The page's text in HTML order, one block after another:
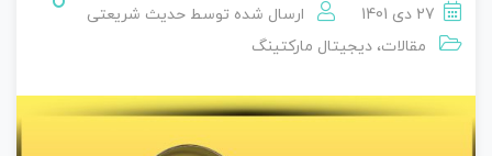
27 دی 1401 ارسال شده توسط حدیث شریعتی
مقالات، دیجیتال مارکتینگ